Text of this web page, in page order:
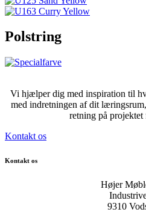
Polstring
Vi hjælper dig med inspiration til
med indretningen af dit
retning på projektet
Kontakt os
Kontakt os
Højer
9310